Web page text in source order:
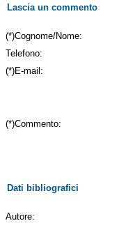
Lascia un commento
(*)Cognome/Nome:
Telefono:
(*)E-mail:
(*)Commento:
Dati bibliografici
Autore: